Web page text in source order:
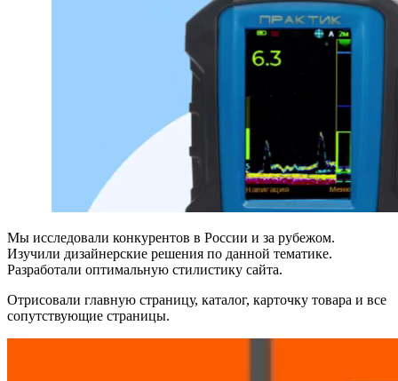
Мы исследовали конкурентов в России и за рубежом.
Изучили дизайнерские решения по данной тематике.
Разработали оптимальную стилистику сайта.
Отрисовали главную страницу, каталог, карточку товара и все
сопутствующие страницы.